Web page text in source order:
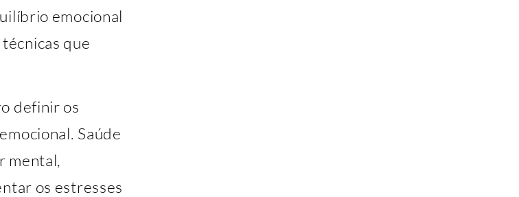
emocional
que
definir os
Saúde
mental,
os estresses